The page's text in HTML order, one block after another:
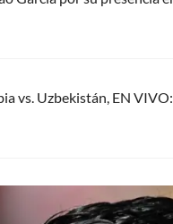
vs. Uzbekistán, EN